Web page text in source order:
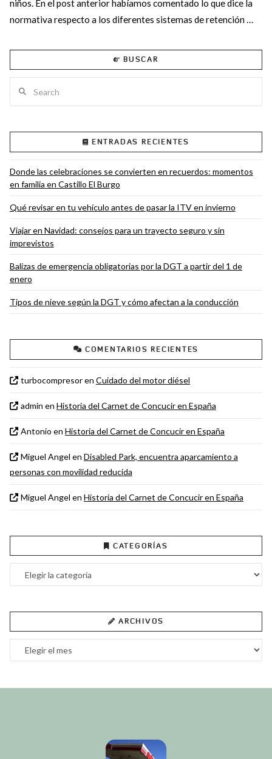
niños. En el post anterior habíamos comentado lo que dice la
normativa respecto a los diferentes sistemas de retención …
BUSCAR
ENTRADAS RECIENTES
Donde las celebraciones se convierten en recuerdos: momentos
en familia en Castillo El Burgo
Qué revisar en tu vehículo antes de pasar la ITV en invierno
Viajar en Navidad: consejos para un trayecto seguro y sin
imprevistos
Balizas de emergencia obligatorias por la DGT a partir del 1 de
enero
Tipos de nieve según la DGT y cómo afectan a la conducción
COMENTARIOS RECIENTES
turbocompresoren Cuidado del motor diésel
admin en Historia del Carnet de Concucir en España
Antonio en Historia del Carnet de Concucir en España
Miguel Angel en Disabled Park, encuentra aparcamiento a
personas con movilidad reducida
Miguel Angel en Historia del Carnet de Concucir en España
CATEGORÍAS
Categorías
ARCHIVOS
Archivos